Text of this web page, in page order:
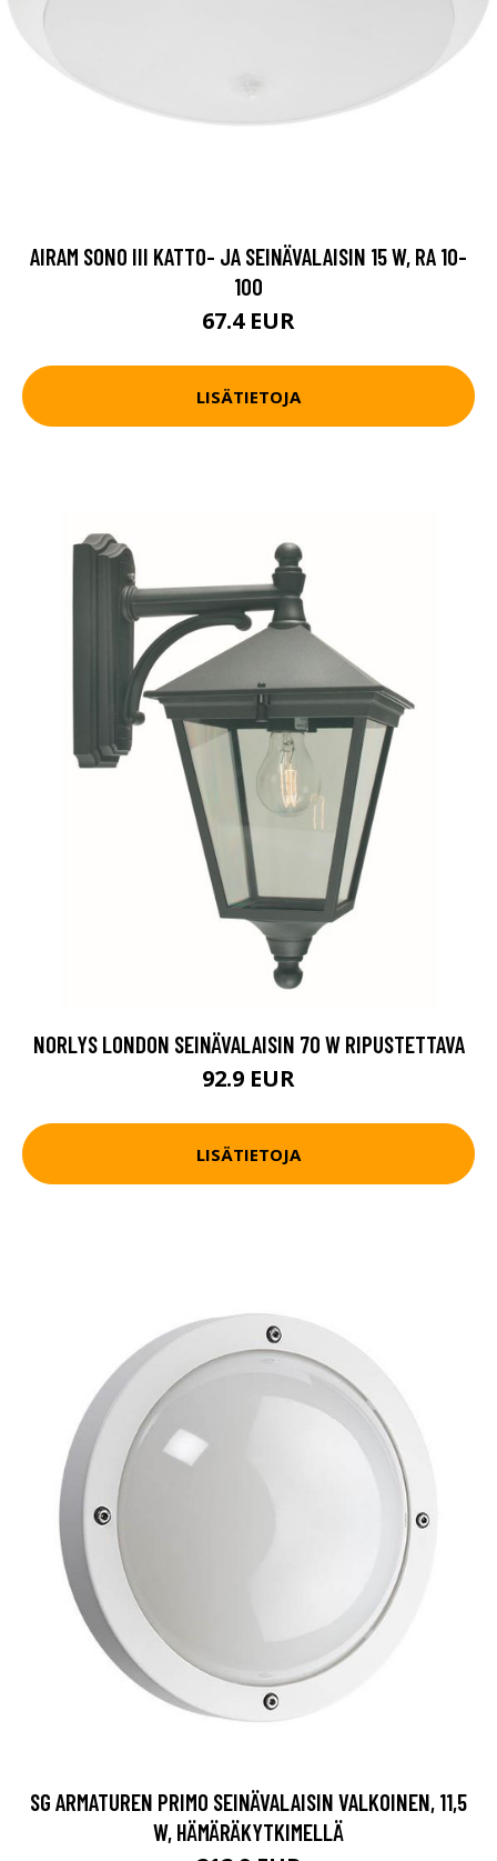
AIRAM SONO III KATTO- JA SEINÄVALAISIN 15 W, RA 10-
100
67.4 EUR
LISÄTIETOJA
NORLYS LONDON SEINÄVALAISIN 70 W RIPUSTETTAVA
92.9 EUR
LISÄTIETOJA
SG ARMATUREN PRIMO SEINÄVALAISIN VALKOINEN, 11,5
W, HÄMÄRÄKYTKIMELLÄ